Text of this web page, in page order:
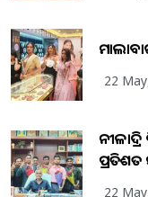
22
22